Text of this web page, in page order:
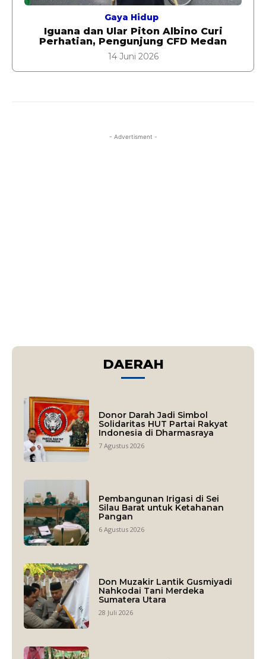
Gaya Hidup
Iguana dan Ular Piton Albino Curi
Perhatian, Pengunjung CFD Medan
14 Juni 2026
- Advertisment -
DAERAH
Donor Darah Jadi Simbol
Solidaritas HUT Partai Rakyat
Indonesia di Dharmasraya
7 Agustus 2026
Pembangunan Irigasi di Sei
Silau Barat untuk Ketahanan
Pangan
6 Agustus 2026
Don Muzakir Lantik Gusmiyadi
Nahkodai Tani Merdeka
Sumatera Utara
28 Juli 2026